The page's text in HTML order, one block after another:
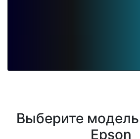
Выберите
Epson